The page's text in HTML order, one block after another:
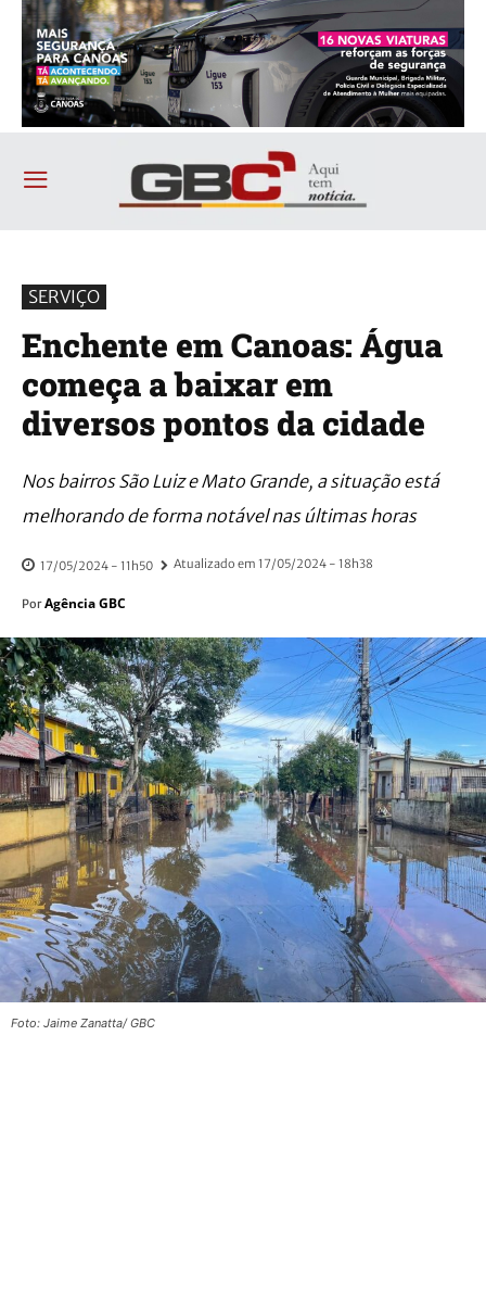
SERVIÇO
Enchente em Canoas: Água
começa a baixar em
diversos pontos da cidade
Nos bairros São Luiz e Mato Grande, a situação está
melhorando de forma notável nas últimas horas
17/05/2024 - 11h50 Atualizado em 17/05/2024 - 18h38
Por Agência GBC
Foto: Jaime Zanatta/ GBC